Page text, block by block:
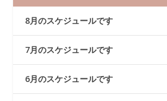
8月のスケジュールです
7月のスケジュールです
6月のスケジュールです